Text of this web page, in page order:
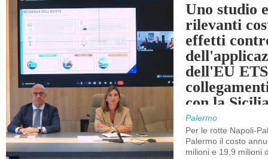
Uno studio
rilevanti
effetti
dell'EU
con la
Palermo
Per le rotte Napoli-
Palermo il costo
milioni e 19,9 milioni